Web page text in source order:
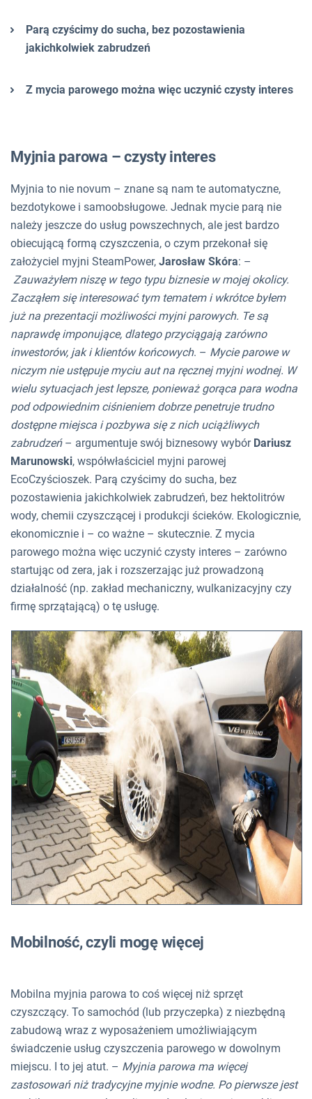
Parą czyścimy do sucha, bez pozostawienia
jakichkolwiek zabrudzeń
Z mycia parowego można więc uczynić czysty interes
Myjnia parowa – czysty interes
Myjnia to nie novum – znane są nam te automatyczne,
bezdotykowe i samoobsługowe. Jednak mycie parą nie
należy jeszcze do usług powszechnych, ale jest bardzo
obiecującą formą czyszczenia, o czym przekonał się
założyciel myjni SteamPower, Jarosław Skóra: –
Zauważyłem niszę w tego typu biznesie w mojej okolicy.
Zacząłem się interesować tym tematem i wkrótce byłem
już na prezentacji możliwości myjni parowych. Te są
naprawdę imponujące, dlatego przyciągają zarówno
inwestorów, jak i klientów końcowych. – Mycie parowe w
niczym nie ustępuje myciu aut na ręcznej myjni wodnej. W
wielu sytuacjach jest lepsze, ponieważ gorąca para wodna
pod odpowiednim ciśnieniem dobrze penetruje trudno
dostępne miejsca i pozbywa się z nich uciążliwych
zabrudzeń – argumentuje swój biznesowy wybór Dariusz
Marunowski, współwłaściciel myjni parowej
EcoCzyścioszek. Parą czyścimy do sucha, bez
pozostawienia jakichkolwiek zabrudzeń, bez hektolitrów
wody, chemii czyszczącej i produkcji ścieków. Ekologicznie,
ekonomicznie i – co ważne – skutecznie. Z mycia
parowego można więc uczynić czysty interes – zarówno
startując od zera, jak i rozszerzając już prowadzoną
działalność (np. zakład mechaniczny, wulkanizacyjny czy
firmę sprzątającą) o tę usługę.
Mobilność, czyli mogę więcej
Mobilna myjnia parowa to coś więcej niż sprzęt
czyszczący. To samochód (lub przyczepka) z niezbędną
zabudową wraz z wyposażeniem umożliwiającym
świadczenie usług czyszczenia parowego w dowolnym
miejscu. I to jej atut. – Myjnia parowa ma więcej
zastosowań niż tradycyjne myjnie wodne. Po pierwsze jest